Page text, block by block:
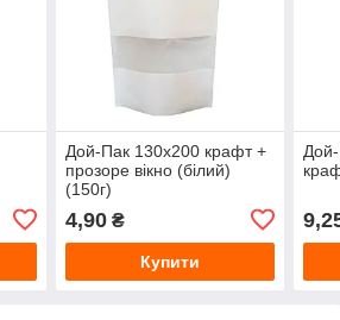
Дой-Пак 130x200 крафт +
прозоре вікно (білий)
(150г)
4,90₴
Купити